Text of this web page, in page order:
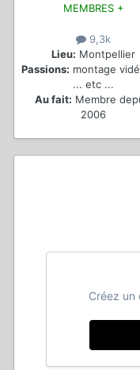
MEMBRES +
9,3k
Lieu: Montpellier
Passions: montage
... etc ...
Au fait: Membre
2006
Créez un